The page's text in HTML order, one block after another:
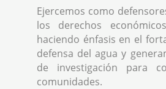
Ejercemos como
los derechos
haciendo énfasis en el
defensa del agua y
de investigación para
comunidades.